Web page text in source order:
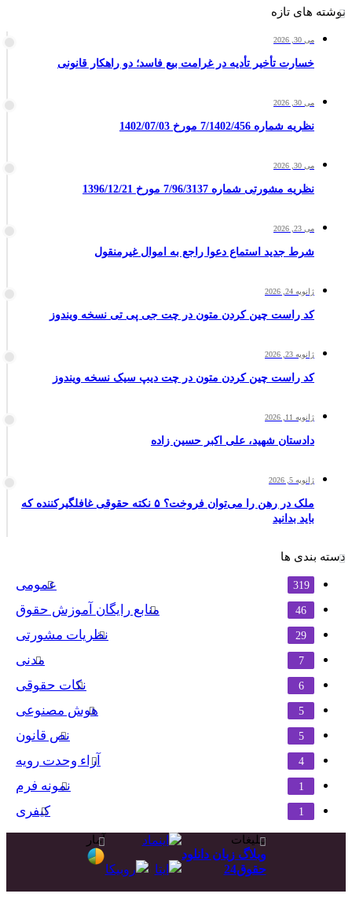
نوشته های تازه
می 30, 2026
خسارت تأخیر تأدیه در غرامت بیع فاسد؛ دو راهکار قانونی
می 30, 2026
نظریه شماره 7/1402/456 مورخ 1402/07/03
می 30, 2026
نظریه مشورتی شماره 7/96/3137 مورخ 1396/12/21
می 23, 2026
شرط جدید استماع دعوا راجع به اموال غیرمنقول
ژانویه 24, 2026
کد راست چین کردن متون در چت جی پی تی نسخه ویندوز
ژانویه 23, 2026
کد راست چین کردن متون در چت دیپ سیک نسخه ویندوز
ژانویه 11, 2026
دادستان شهید، علی اکبر حسین زاده
ژانویه 5, 2026
ملک در رهن را می‌توان فروخت؟ ۵ نکته حقوقی غافلگیرکننده که
باید بدانید
دسته بندی ها
عمومی 319
منابع رایگان آموزش حقوق 46
نظریات مشورتی 29
مدنی 7
نکات حقوقی 6
هوش مصنوعی 5
نص قانون 5
آراء وحدت رویه 4
نمونه فرم 1
کیفری 1
تبلیغات
وبلاگ زبان دانلود
حقوق24
آمار